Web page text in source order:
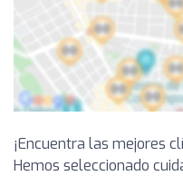
¡Encuentra las mejores
Hemos seleccionado